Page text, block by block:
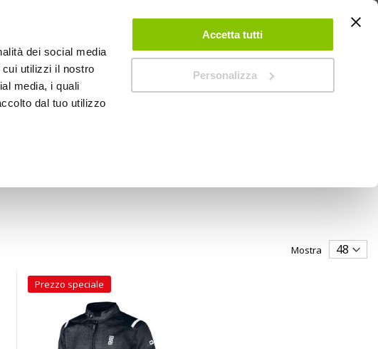
dei social media
utilizzi il nostro
media, i quali
dal tuo utilizzo
Accetta tutti
Personalizza
CONTATTACI NEGOZI IL MIO NEGOZIO
Mostra
Prezzo speciale